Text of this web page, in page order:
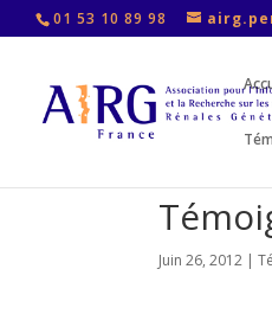
01 53 10 89 98
Juin 26, 2012 |